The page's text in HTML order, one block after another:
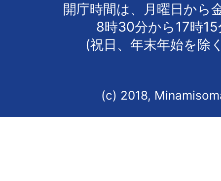
開庁時間は、月曜日から
8時30分から17時
(祝日、年末年始を除
(c) 2018,